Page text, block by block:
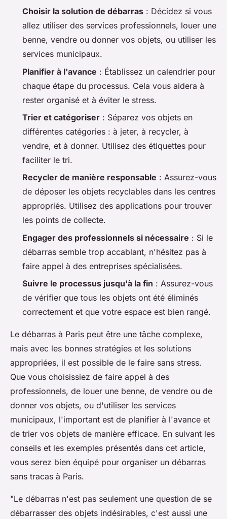
Choisir la solution de débarras : Décidez si vous
allez utiliser des services professionnels, louer une
benne, vendre ou donner vos objets, ou utiliser les
services municipaux.
Planifier à l'avance : Établissez un calendrier pour
chaque étape du processus. Cela vous aidera à
rester organisé et à éviter le stress.
Trier et catégoriser : Séparez vos objets en
différentes catégories : à jeter, à recycler, à
vendre, et à donner. Utilisez des étiquettes pour
faciliter le tri.
Recycler de manière responsable : Assurez-vous
de déposer les objets recyclables dans les centres
appropriés. Utilisez des applications pour trouver
les points de collecte.
Engager des professionnels si nécessaire : Si le
débarras semble trop accablant, n'hésitez pas à
faire appel à des entreprises spécialisées.
Suivre le processus jusqu'à la fin : Assurez-vous
de vérifier que tous les objets ont été éliminés
correctement et que votre espace est bien rangé.
Le débarras à Paris peut être une tâche complexe,
mais avec les bonnes stratégies et les solutions
appropriées, il est possible de le faire sans stress.
Que vous choisissiez de faire appel à des
professionnels, de louer une benne, de vendre ou de
donner vos objets, ou d'utiliser les services
municipaux, l'important est de planifier à l'avance et
de trier vos objets de manière efficace. En suivant les
conseils et les exemples présentés dans cet article,
vous serez bien équipé pour organiser un débarras
sans tracas à Paris.
"Le débarras n'est pas seulement une question de se
débarrasser des objets indésirables, c'est aussi une